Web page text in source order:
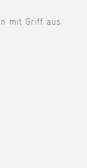
mit Griff aus